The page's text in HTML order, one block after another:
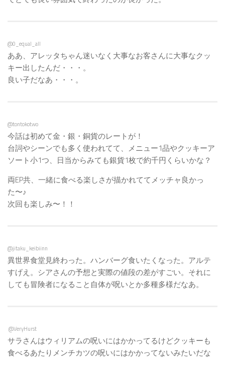
@0_equal_all
ああ、アレッタちゃん迷いなく大事なお客さんに大事なクッ
キー出したんだ・・・。
良い子だなあ・・・。
@tontokotwo
今話は初めて金・銀・銅貨のレートが！
台詞やシーンでも多く使われてて、メニュー1品やクッキーア
ソート小1つ、日当からみても銀貨1枚で約千円くらいかな？
両EP共、一緒に食べる楽しさが描かれててメッチャ良かっ
た〜♪
次回も楽しみ〜！！
@jitaku_keibiinn
異世界食堂見終わった。ハンバーグ食いたくなった。アルテ
すげえ。シアさんの予想と実際の値段の差がすごい。それに
しても冒険者になること自体が呪いとか多種多様だなあ。
@VeryHurst
サラさんはウィリアムの呪いにはかかってるけどクッキーも
食べるあたりメンチカツの呪いにはかかってないみたいだな